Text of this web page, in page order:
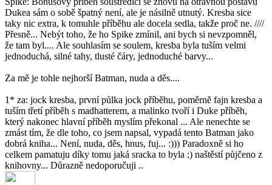
Dukea sám o sobě špatný není, ale je násilně utnutý. Kresba sice
taky nic extra, k tomuhle příběhu ale docela sedla, takže proč ne. ////
Přesně... Nebýt toho, že ho Spike zmínil, ani bych si nevzpomněl,
že tam byl.... Ale souhlasím se soulem, kresba byla tuším velmi
jednoduchá, silné tahy, tlusté čáry, jednoduché barvy...
Za mě je tohle nejhorší Batman, nuda a děs....
1* za: jock kresba, první půlka jock příběhu, poměrně fajn kresba a
tuším třetí příběh s madhatterem, a malinko tvoří i Duke příběh,
který nakonec hlavní příběh myslím překonal ... Ale nenechte se
zmást tím, že dle toho, co jsem napsal, vypadá tento Batman jako
dobrá kniha... Není, nuda, děs, hnus, fuj... :))) Paradoxně si ho
celkem pamatuju díky tomu jaká sracka to byla ;) naštěstí půjčeno z
knihovny... Důrazně nedoporučuji ..